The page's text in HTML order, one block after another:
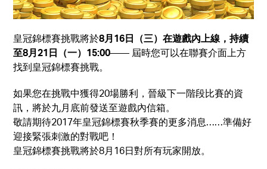
皇冠錦標賽挑戰將於8月16日（三）在遊戲內上線，持續
至8月21日（一）15:00—— 屆時您可以在聯賽介面上方
找到皇冠錦標賽挑戰。
如果您在挑戰中獲得20場勝利，晉級下一階段比賽的資
訊，將於九月底前發送至遊戲內信箱。
敬請期待2017年皇冠錦標賽秋季賽的更多消息……準備好
迎接緊張刺激的對戰吧！
皇冠錦標賽挑戰將於8月16日對所有玩家開放。